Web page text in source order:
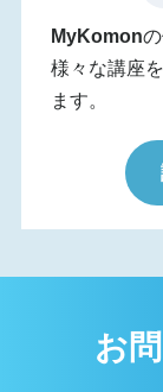
MyKomon
様々な講座
ます。
お